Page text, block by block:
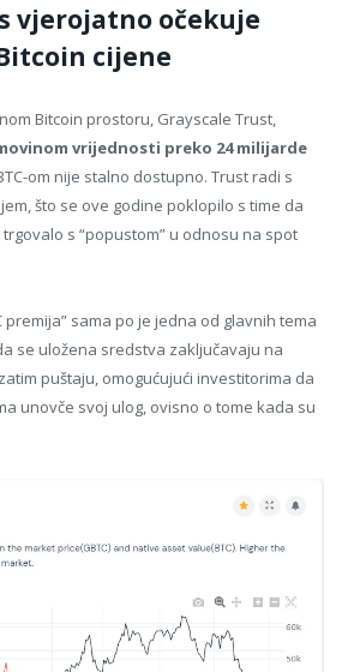
vjerojatno očekuje
cijene
Bitcoin prostoru, Grayscale Trust,
vrijednosti preko 24 milijarde
om nije stalno dostupno. Trust radi s
što se ove godine poklopilo s time da
s “popustom” u odnosu na spot
premija” sama po je jedna od glavnih tema
se uložena sredstva zaključavaju na
puštaju, omogućujući investitorima da
unovče svoj ulog, ovisno o tome kada su